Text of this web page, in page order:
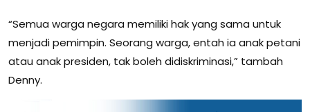
“Semua warga negara memiliki hak yang sama untuk
menjadi pemimpin. Seorang warga, entah ia anak petani
atau anak presiden, tak boleh didiskriminasi,” tambah
Denny.